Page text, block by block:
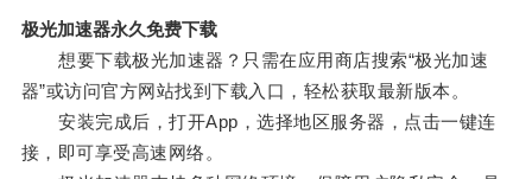
极光加速器永久免费下载
想要下载极光加速器？只需在应用商店搜索“极光加速
器”或访问官方网站找到下载入口，轻松获取最新版本。
安装完成后，打开App，选择地区服务器，点击一键连
接，即可享受高速网络。